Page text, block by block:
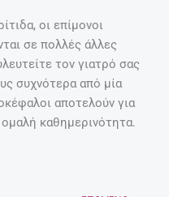
οι επίμονοι
σε πολλές άλλες
τον γιατρό σας
συχνότερα από μία
αποτελούν για
καθημερινότητα.